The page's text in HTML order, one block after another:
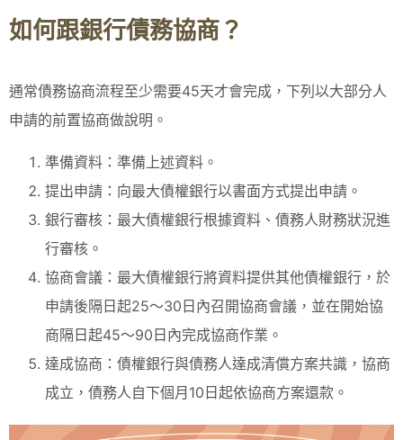
如何跟銀行債務協商？
通常債務協商流程至少需要45天才會完成，下列以大部分人
申請的前置協商做說明。
準備資料：準備上述資料。
提出申請：向最大債權銀行以書面方式提出申請。
銀行審核：最大債權銀行根據資料、債務人財務狀況進
行審核。
協商會議：最大債權銀行將資料提供其他債權銀行，於
申請後隔日起25～30日內召開協商會議，並在開始協
商隔日起45～90日內完成協商作業。
達成協商：債權銀行與債務人達成清償方案共識，協商
成立，債務人自下個月10日起依協商方案還款。